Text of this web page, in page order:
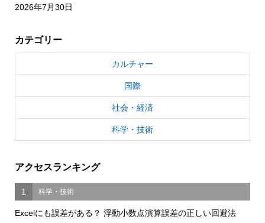
2026年7月30日
カテゴリー
カルチャー
国際
社会・経済
科学・技術
アクセスランキング
1 科学・技術
Excelにも誤差がある？ 浮動小数点演算誤差の正しい回避法